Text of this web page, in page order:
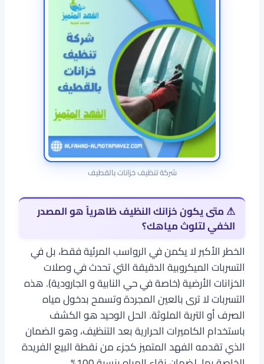
شركة تنظيف خزانات بالقطيف
⚠ متى يكون خزانك النظيف ظاهرياً هو المصدر
الخفي لتلوث مياهك؟
الخطر الأكبر لا يكمن في الرواسب المرئية فقط، بل في
التسربات الميكروبية الدقيقة التي تحدث في وصلات
الخزانات الأرضية (خاصة في حي النابية و الجارودية). هذه
التسربات لا ترى بالعين المجردة وتسمح بدخول مياه
الصرف أو التربة الملوثة. الحل الوحيد هو الكشف
باستخدام الكاميرات الحرارية بعد التنظيف، وهو الضمان
الذي تقدمه الفهد المتميز كجزء من نقطة البيع الفريدة